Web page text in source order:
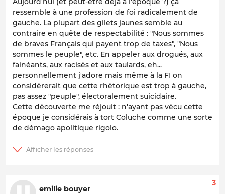
ressemble à une profession de foi radicalement de
gauche. La plupart des gilets jaunes semble au
contraire en quête de respectabilité : "Nous sommes
de braves Français qui payent trop de taxes", "Nous
sommes le peuple", etc. En appeler aux drogués, aux
fainéants, aux racisés et aux taulards, eh...
personnellement j'adore mais même à la FI on
considérerait que cette rhétorique est trop à gauche,
pas assez "peuple", électoralement suicidaire.
Cette découverte me réjouit : n'ayant pas vécu cette
époque je considérais à tort Coluche comme une sorte
de démago apolitique rigolo.
emilie bouyer
3